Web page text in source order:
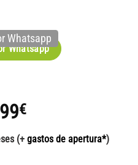
Whatsapp
Whatsapp
€
(+ gastos de apertura*)